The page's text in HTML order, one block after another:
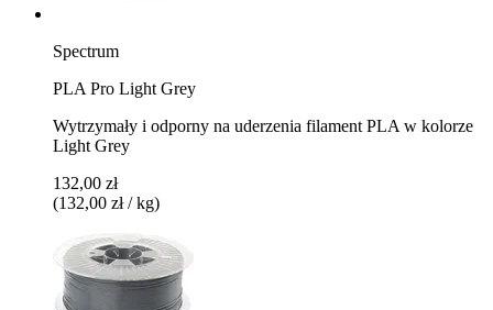
Spectrum
PLA Pro Light Grey
Wytrzymały i odporny na uderzenia filament PLA w kolorze
Light Grey
132,00 zł
(132,00 zł / kg)